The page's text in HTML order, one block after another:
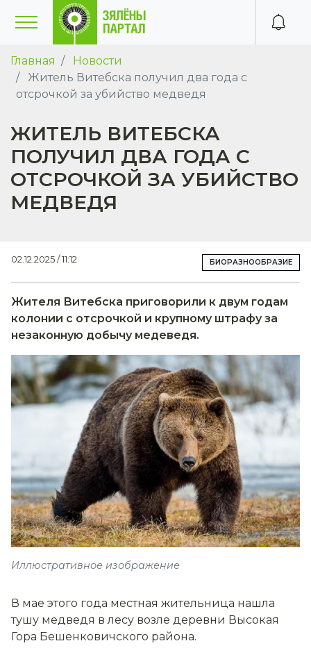
Главная
Новости
Житель Витебска получил два года с
отсрочкой за убийство медведя
ЖИТЕЛЬ ВИТЕБСКА
ПОЛУЧИЛ ДВА ГОДА С
ОТСРОЧКОЙ ЗА УБИЙСТВО
МЕДВЕДЯ
02.12.2025 / 11:12 БИОРАЗНООБРАЗИЕ
Жителя Витебска приговорили к двум годам
колонии с отсрочкой и крупному штрафу за
незаконную добычу медеведя.
Иллюстративное изображение
В мае этого года местная жительница нашла
тушу медведя в лесу возле деревни Высокая
Гора Бешенковичского района.